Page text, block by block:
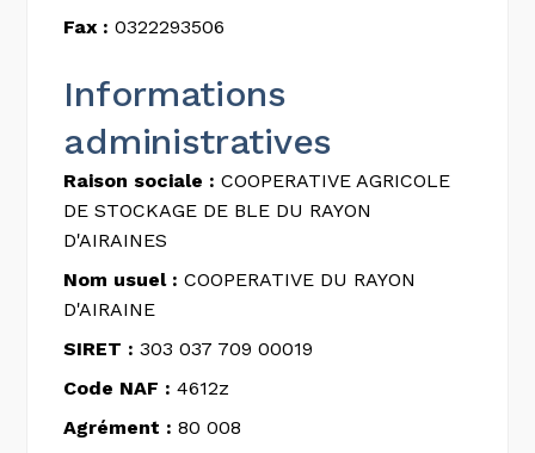
Fax : 0322293506
Informations
administratives
Raison sociale : COOPERATIVE AGRICOLE
DE STOCKAGE DE BLE DU RAYON
D'AIRAINES
Nom usuel : COOPERATIVE DU RAYON
D'AIRAINE
SIRET : 303 037 709 00019
Code NAF : 4612z
Agrément : 80 008